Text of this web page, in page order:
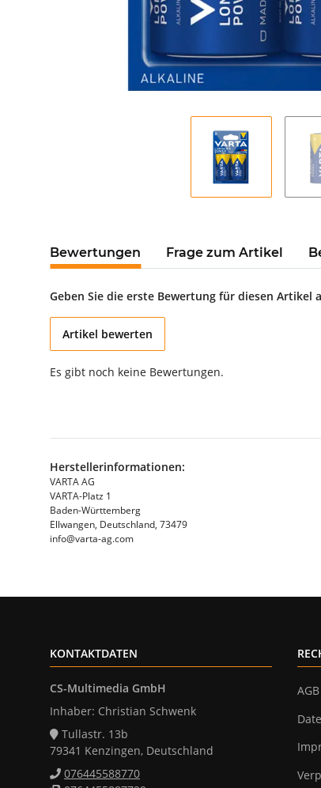
Bewertungen Frage zum Artikel
Geben Sie die erste Bewertung für diesen
Artikel bewerten
Es gibt noch keine Bewertungen.
Herstellerinformationen:
VARTA AG
VARTA-Platz 1
Baden-Württemberg
Ellwangen, Deutschland, 73479
info@varta-ag.com
KONTAKTDATEN
CS-Multimedia GmbH
Inhaber: Christian Schwenk
Tullastr. 13b
79341 Kenzingen, Deutschland
076445588770